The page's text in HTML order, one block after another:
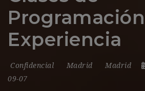
Experiencia
Confidencial Madrid Madrid
09-07